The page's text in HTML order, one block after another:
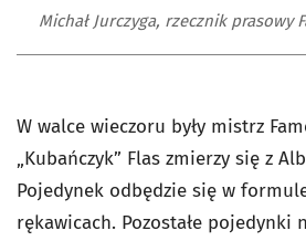
Michał Jurczyga, rzecznik prasowy
W walce wieczoru były mistrz
„Kubańczyk” Flas zmierzy się z
Pojedynek odbędzie się w
rękawicach. Pozostałe pojedynki